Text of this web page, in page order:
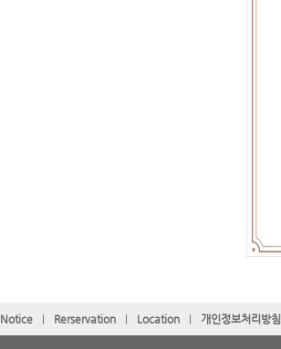
Notice Rerservation Location 개인정보처리방침